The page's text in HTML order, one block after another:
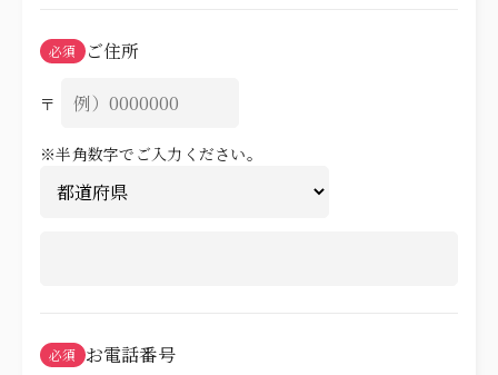
ITEMS
CUISINEお料理
ACCESSアクセス
必須 ご住所
〒
※半角数字でご入力ください。
必須 お電話番号